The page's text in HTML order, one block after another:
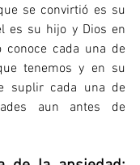
se convirtió es su
es su hijo y Dios en
cada una de
tenemos y en su
suplir cada una de
aun antes de